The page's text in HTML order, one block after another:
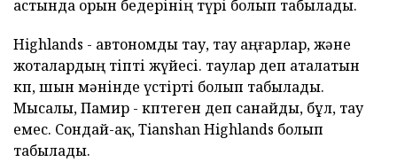
астында орын бедерінің түрі болып табылады.
Highlands - автономды тау, тау аңғарлар, және
жоталардың тіпті жүйесі. таулар деп аталатын
көп, шын мәнінде үстірті болып табылады.
Мысалы, Памир - көптеген деп санайды, бұл, тау
емес. Сондай-ақ, Tianshan Highlands болып
табылады.